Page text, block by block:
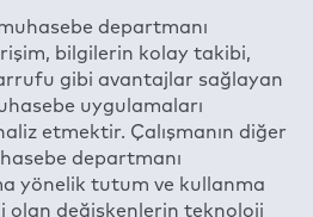
Linkedin
Whatsapp
E-mail
muhasebe departmanı
bilgilerin kolay takibi,
gibi avantajlar sağlayan
uygulamaları
etmektir. Çalışmanın diğer
departmanı
yönelik tutum ve kullanma
olan değişkenlerin teknoloji